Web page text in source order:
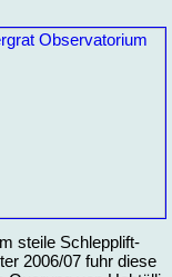
stei­le Schlepp­lift­
2006/07 fuhr die­se